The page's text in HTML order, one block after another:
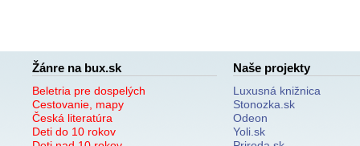
Žánre na bux.sk
Beletria pre dospelých
Cestovanie, mapy
Česká literatúra
Deti do 10 rokov
Naše projekty
Luxusná knižnica
Stonozka.sk
Odeon
Yoli.sk